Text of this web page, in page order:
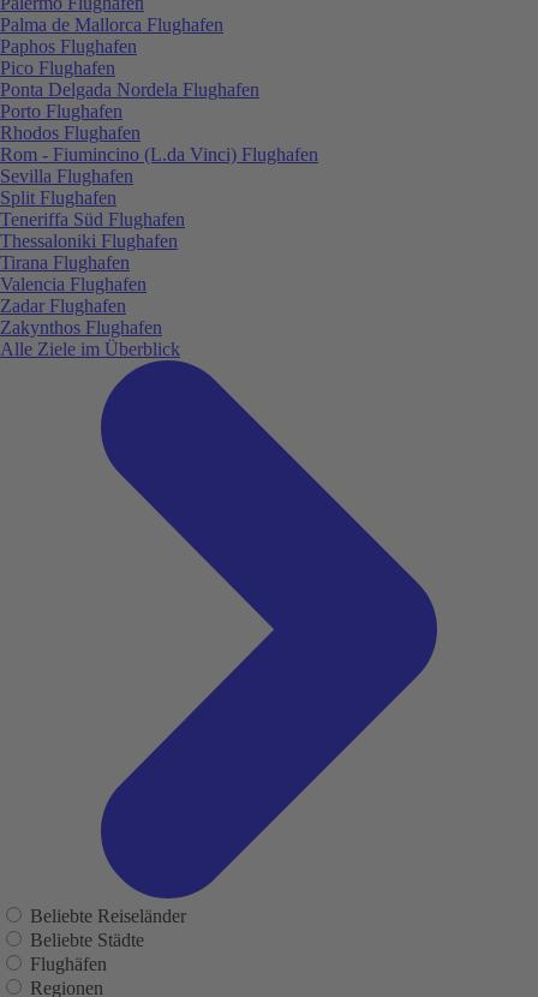
Palma de Mallorca Flughafen
Paphos Flughafen
Pico Flughafen
Ponta Delgada Nordela Flughafen
Porto Flughafen
Rhodos Flughafen
Rom - Fiumincino (L.da Vinci) Flughafen
Sevilla Flughafen
Split Flughafen
Teneriffa Süd Flughafen
Thessaloniki Flughafen
Tirana Flughafen
Valencia Flughafen
Zadar Flughafen
Zakynthos Flughafen
Alle Ziele im Überblick
Beliebte Reiseländer
Beliebte Städte
Flughäfen
Regionen